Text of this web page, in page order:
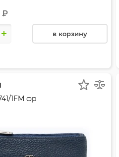
₽
в корзину
1FM фр